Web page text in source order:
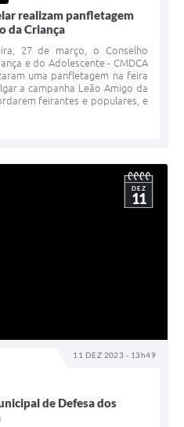
realizam panfletagem
da Criança
27 de março, o Conselho
e do Adolescente - CMDCA
uma panfletagem na feira
a campanha Leão Amigo da
feirantes e populares, e
11 DEZ 2023 - 13h49
DEZ
11
de Defesa dos